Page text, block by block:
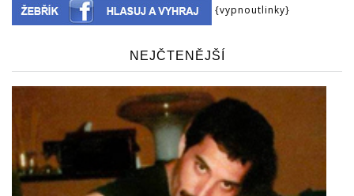
{vypnoutlinky}
NEJČTENĚJŠÍ